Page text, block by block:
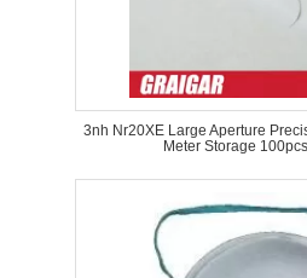
3nh Nr20XE Large Aperture
Meter Storage